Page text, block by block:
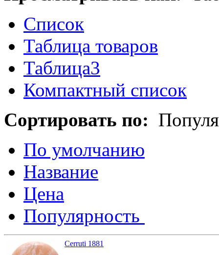
Список
Таблица товаров
Таблица3
Компактный список
Сортировать по:
По умолчанию
Название
Цена
Популярность
Cerruti 1881